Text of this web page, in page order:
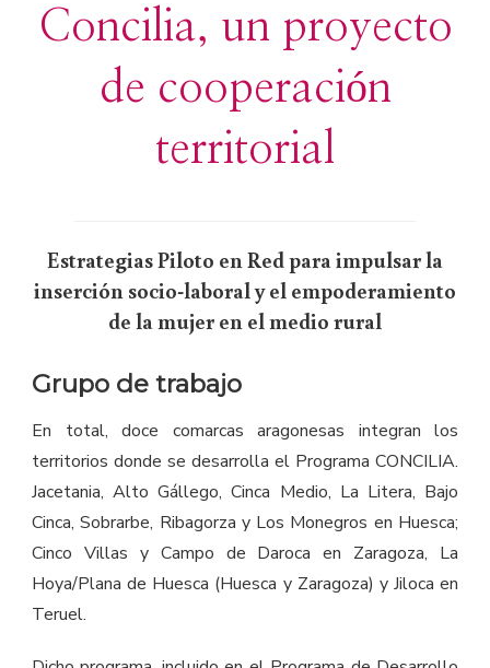
Concilia, un proyecto
de cooperación
territorial
Estrategias Piloto en Red para impulsar la
inserción socio-laboral y el empoderamiento
de la mujer en el medio rural
Grupo de trabajo
En total, doce comarcas aragonesas integran los
territorios donde se desarrolla el Programa CONCILIA.
Jacetania, Alto Gállego, Cinca Medio, La Litera, Bajo
Cinca, Sobrarbe, Ribagorza y Los Monegros en Huesca;
Cinco Villas y Campo de Daroca en Zaragoza, La
Hoya/Plana de Huesca (Huesca y Zaragoza) y Jiloca en
Teruel.